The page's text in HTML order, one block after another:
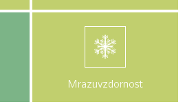
Mrazuvzdornost